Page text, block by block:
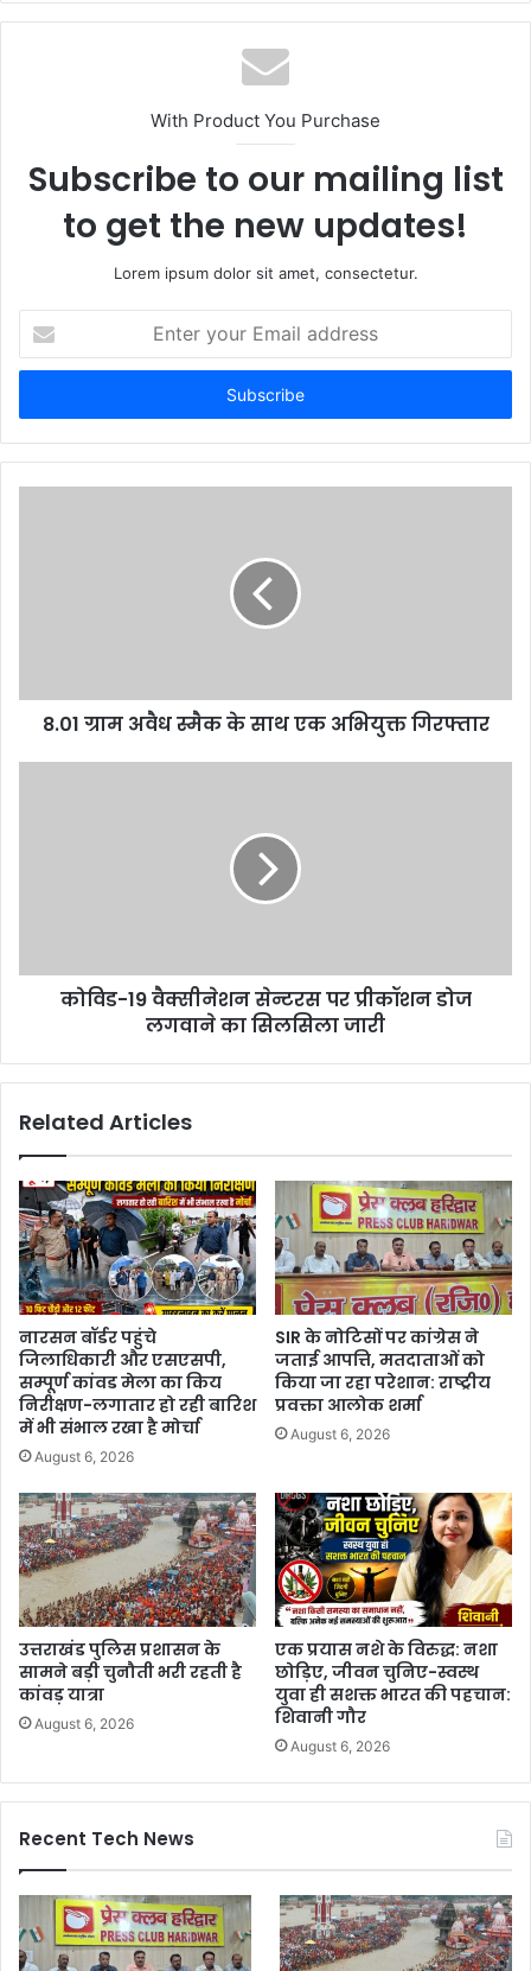
With Product You Purchase
Subscribe to our mailing list
to get the new updates!
Lorem ipsum dolor sit amet, consectetur.
your
Email
8.01 ग्राम अवैध स्मैक के साथ एक अभियुक्त गिरफ्तार
कोविड-19 वैक्सीनेशन सेन्टरस पर प्रीकॉशन डोज
लगवाने का सिलसिला जारी
Related Articles
नारसन बॉर्डर पहुंचे
जिलाधिकारी और एसएसपी,
सम्पूर्ण कांवड मेला का किय
निरीक्षण-लगातार हो रही बारिश
में भी संभाल रखा है मोर्चा
August 6, 2026
SIR के नोटिसों पर कांग्रेस ने
जताई आपत्ति, मतदाताओं को
किया जा रहा परेशान: राष्ट्रीय
प्रवक्ता आलोक शर्मा
August 6, 2026
उत्तराखंड पुलिस प्रशासन के
सामने बड़ी चुनौती भरी रहती है
कांवड़ यात्रा
August 6, 2026
एक प्रयास नशे के विरुद्ध: नशा
छोड़िए, जीवन चुनिए-स्वस्थ
युवा ही सशक्त भारत की पहचान:
शिवानी गौर
August 6, 2026
Recent Tech News